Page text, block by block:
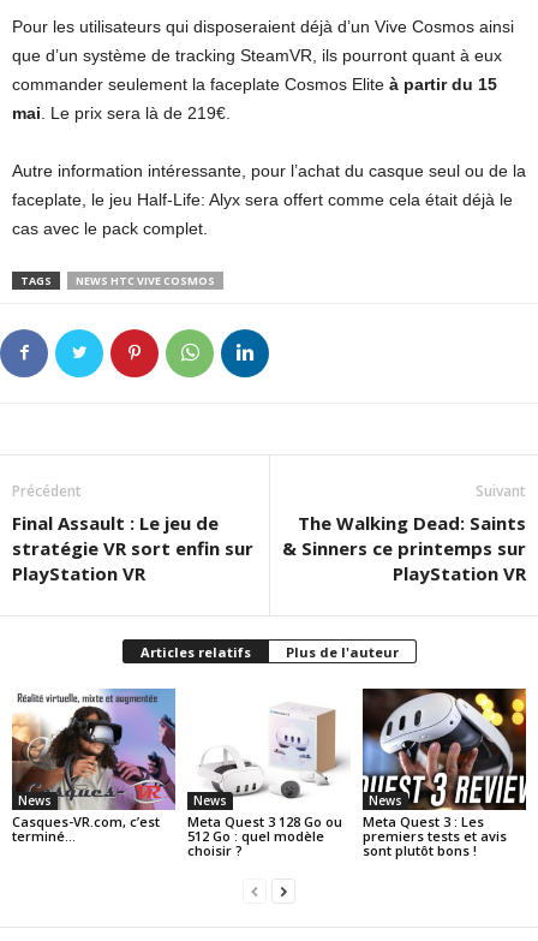
Pour les utilisateurs qui disposeraient déjà d’un Vive Cosmos ainsi
que d’un système de tracking SteamVR, ils pourront quant à eux
commander seulement la faceplate Cosmos Elite à partir du 15
mai . Le prix sera là de 219€.
Autre information intéressante, pour l’achat du casque seul ou de la
faceplate, le jeu Half-Life: Alyx sera offert comme cela était déjà le
cas avec le pack complet.
TAGS NEWS HTC VIVE COSMOS
Précédent
Final Assault : Le jeu de
stratégie VR sort enfin sur
PlayStation VR
Suivant
The Walking Dead: Saints
& Sinners ce printemps sur
PlayStation VR
Articles relatifs Plus de l'auteur
News
Casques-VR.com, c’est
terminé…
News
Meta Quest 3 128 Go ou
512 Go : quel modèle
choisir ?
News
Meta Quest 3 : Les
premiers tests et avis
sont plutôt bons !